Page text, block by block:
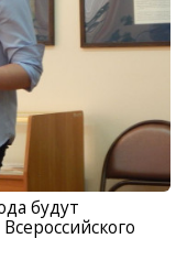
будут